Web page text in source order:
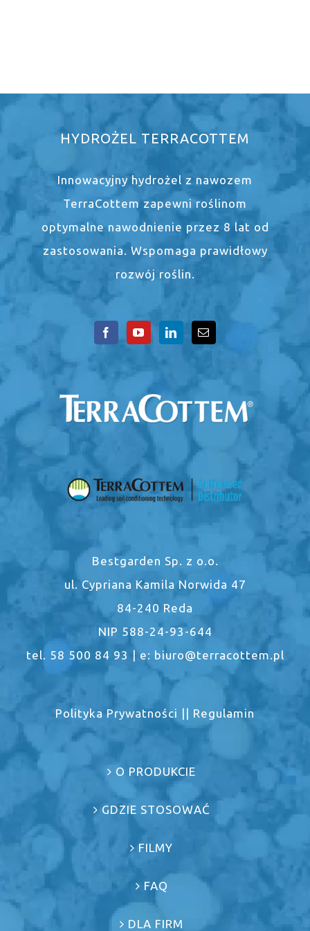
HYDROŻEL TERRACOTTEM
Innowacyjny hydrożel z nawozem
TerraCottem zapewni roślinom
optymalne nawodnienie przez 8 lat od
zastosowania. Wspomaga prawidłowy
rozwój roślin.
Bestgarden Sp. z o.o.
ul. Cypriana Kamila Norwida 47
84-240 Reda
NIP 588-24-93-644
tel. 58 500 84 93 | e: biuro@terracottem.pl
Polityka Prywatności || Regulamin
O PRODUKCIE
GDZIE STOSOWAĆ
FILMY
FAQ
DLA FIRM